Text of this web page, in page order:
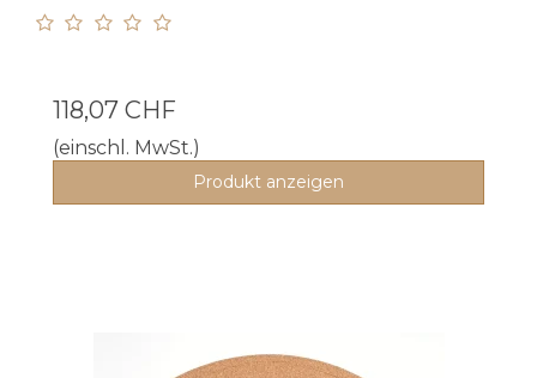
118,07 CHF
(einschl. MwSt.)
Produkt anzeigen